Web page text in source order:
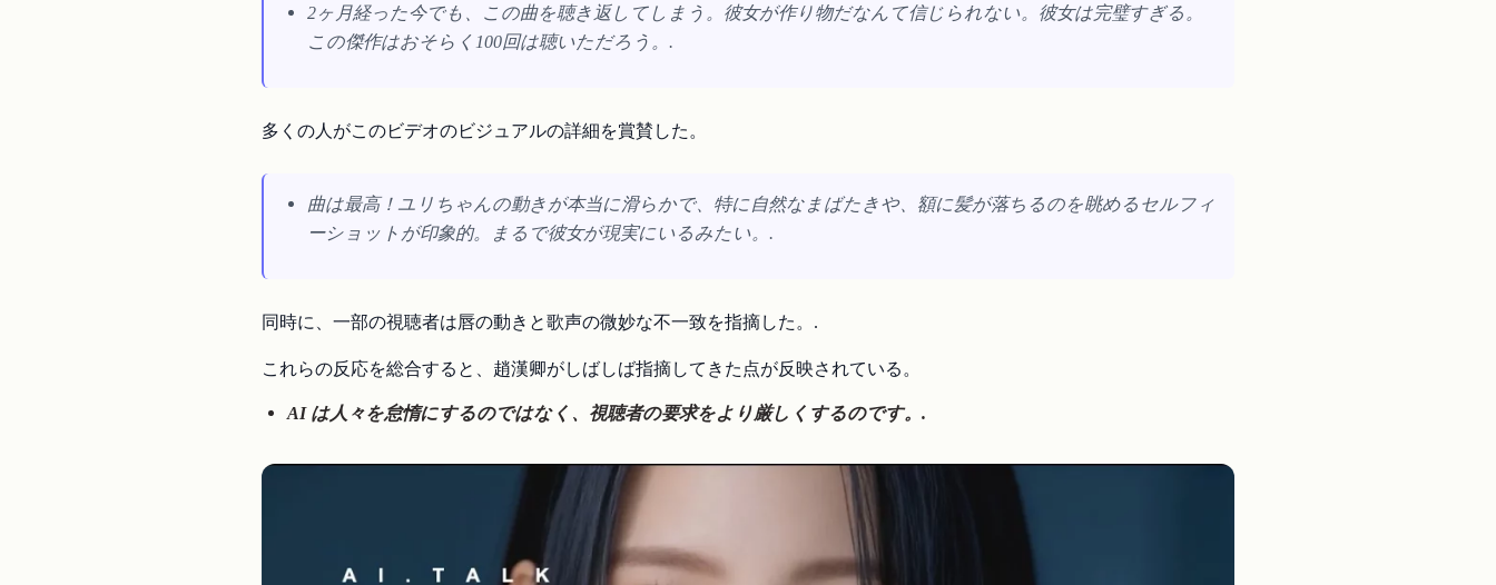
2ヶ月経った今でも、この曲を聴き返してしまう。彼女が作り物だなんて信じられない。彼女は完璧すぎる。
この傑作はおそらく100回は聴いただろう。.
多くの人がこのビデオのビジュアルの詳細を賞賛した。
曲は最高！ユリちゃんの動きが本当に滑らかで、特に自然なまばたきや、額に髪が落ちるのを眺めるセルフィ
ーショットが印象的。まるで彼女が現実にいるみたい。.
同時に、一部の視聴者は唇の動きと歌声の微妙な不一致を指摘した。.
これらの反応を総合すると、趙漢卿がしばしば指摘してきた点が反映されている。
AI は人々を怠惰にするのではなく、視聴者の要求をより厳しくするのです。.